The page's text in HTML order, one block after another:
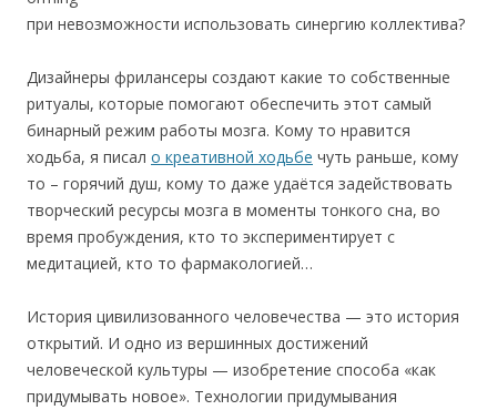
при невозможности использовать синергию коллектива?
Дизайнеры фрилансеры создают какие то собственные
ритуалы, которые помогают обеспечить этот самый
бинарный режим работы мозга. Кому то нравится
ходьба, я писал о креативной ходьбе чуть раньше, кому
то – горячий душ, кому то даже удаётся задействовать
творческий ресурсы мозга в моменты тонкого сна, во
время пробуждения, кто то экспериментирует с
медитацией, кто то фармакологией…
История цивилизованного человечества — это история
открытий. И одно из вершинных достижений
человеческой культуры — изобретение способа «как
придумывать новое». Технологии придумывания